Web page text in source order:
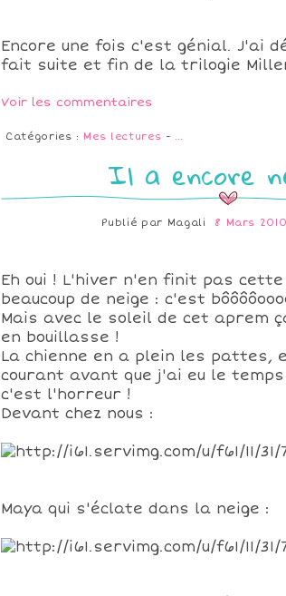
Encore une fois c'est génial. J'ai
fait suite et fin de la trilogie
Voir les commentaires
Catégories : Mes lectures - …
Il a encore
Publié par Magali 8 Mars
Eh oui ! L'hiver n'en finit pas cette
beaucoup de neige : c'est
Mais avec le soleil de cet aprem
en bouillasse !
La chienne en a plein les pattes,
courant avant que j'ai eu le
c'est l'horreur !
Devant chez nous :
Maya qui s'éclate dans la neige :